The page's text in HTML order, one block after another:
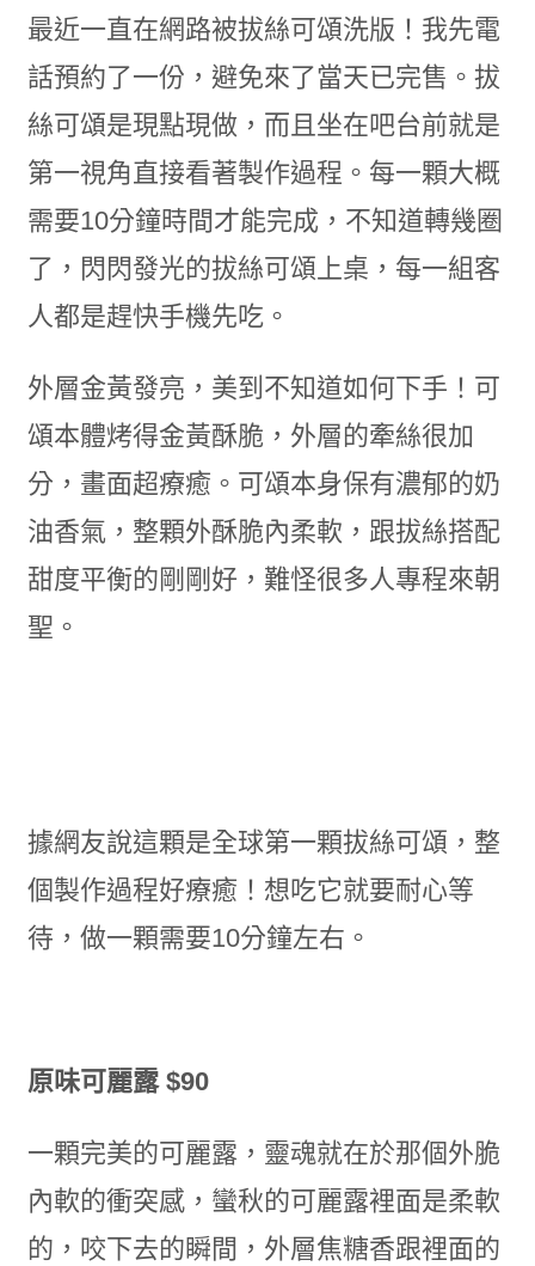
最近一直在網路被拔絲可頌洗版！我先電
話預約了一份，避免來了當天已完售。拔
絲可頌是現點現做，而且坐在吧台前就是
第一視角直接看著製作過程。每一顆大概
需要10分鐘時間才能完成，不知道轉幾圈
了，閃閃發光的拔絲可頌上桌，每一組客
人都是趕快手機先吃。
外層金黃發亮，美到不知道如何下手！可
頌本體烤得金黃酥脆，外層的牽絲很加
分，畫面超療癒。可頌本身保有濃郁的奶
油香氣，整顆外酥脆內柔軟，跟拔絲搭配
甜度平衡的剛剛好，難怪很多人專程來朝
聖。
據網友說這顆是全球第一顆拔絲可頌，整
個製作過程好療癒！想吃它就要耐心等
待，做一顆需要10分鐘左右。
原味可麗露 $90
一顆完美的可麗露，靈魂就在於那個外脆
內軟的衝突感，蠻秋的可麗露裡面是柔軟
的，咬下去的瞬間，外層焦糖香跟裡面的